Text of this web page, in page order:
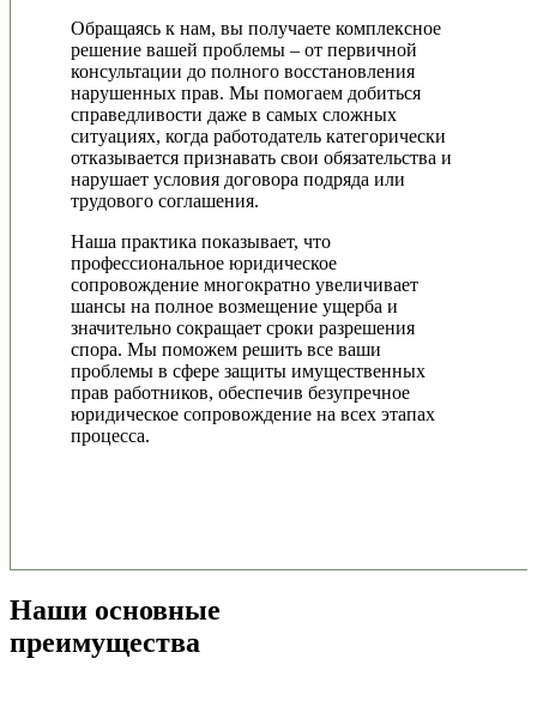
Обращаясь к нам, вы получаете комплексное
решение вашей проблемы – от первичной
консультации до полного восстановления
нарушенных прав. Мы помогаем добиться
справедливости даже в самых сложных
ситуациях, когда работодатель категорически
отказывается признавать свои обязательства и
нарушает условия договора подряда или
трудового соглашения.
Наша практика показывает, что
профессиональное юридическое
сопровождение многократно увеличивает
шансы на полное возмещение ущерба и
значительно сокращает сроки разрешения
спора. Мы поможем решить все ваши
проблемы в сфере защиты имущественных
прав работников, обеспечив безупречное
юридическое сопровождение на всех этапах
процесса.
Наши основные
преимущества